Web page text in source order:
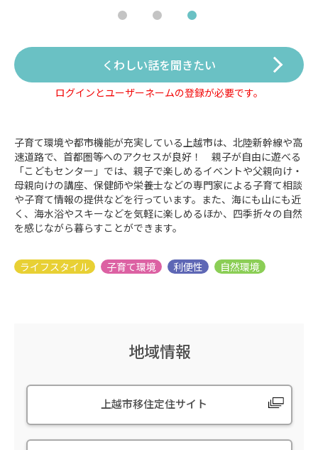
くわしい話を聞きたい
ログインとユーザーネームの登録が必要です。
子育て環境や都市機能が充実している上越市は、北陸新幹線や高
速道路で、首都圏等へのアクセスが良好！ 親子が自由に遊べる
「こどもセンター」では、親子で楽しめるイベントや父親向け・
母親向けの講座、保健師や栄養士などの専門家による子育て相談
や子育て情報の提供などを行っています。また、海にも山にも近
く、海水浴やスキーなどを気軽に楽しめるほか、四季折々の自然
を感じながら暮らすことができます。
地域情報
上越市移住定住サイト